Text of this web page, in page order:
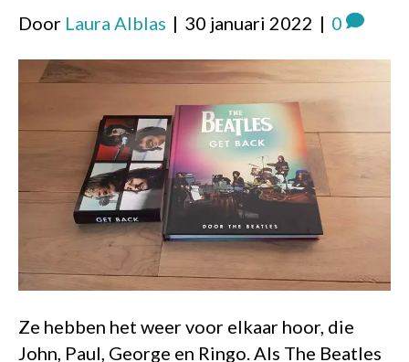
Door Laura Alblas | 30 januari 2022 | 0
Ze hebben het weer voor elkaar hoor, die
John, Paul, George en Ringo. Als The Beatles